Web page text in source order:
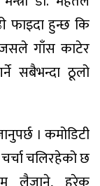
फाइदा हुन्छ कि
गाँस काटेर
सबैभन्दा ठूलो
। कमोडिटी
चलिरहेको छ